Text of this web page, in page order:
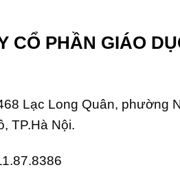
CỔ PHẦN GIÁO
Lạc Long Quân, phường
TP.Hà Nội.